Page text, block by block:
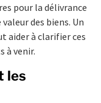
pour la délivrance
des biens. Un
aider à clarifier ces
à venir.
les